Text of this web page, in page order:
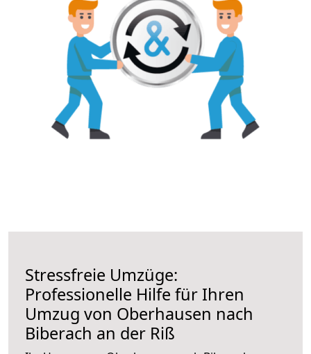
Stressfreie Umzüge:
Professionelle Hilfe für Ihren
Umzug von Oberhausen nach
Biberach an der Riß